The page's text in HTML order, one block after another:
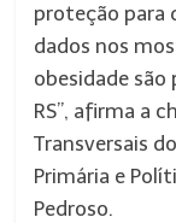
proteção para
dados nos
obesidade
RS”, afirma a
Transversais
Primária e
Pedroso.